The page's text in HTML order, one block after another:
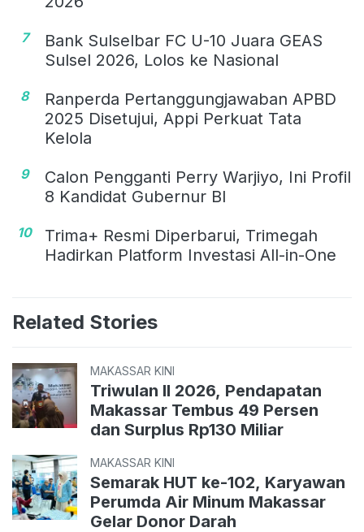
7
Bank Sulselbar FC U-10 Juara GEAS
Sulsel 2026, Lolos ke Nasional
8
Ranperda Pertanggungjawaban APBD
2025 Disetujui, Appi Perkuat Tata
Kelola
9
Calon Pengganti Perry Warjiyo, Ini Profil
8 Kandidat Gubernur BI
10
Trima+ Resmi Diperbarui, Trimegah
Hadirkan Platform Investasi All-in-One
Related Stories
MAKASSAR KINI
Triwulan II 2026, Pendapatan
Makassar Tembus 49 Persen
dan Surplus Rp130 Miliar
MAKASSAR KINI
Semarak HUT ke-102, Karyawan
Perumda Air Minum Makassar
Gelar Donor Darah